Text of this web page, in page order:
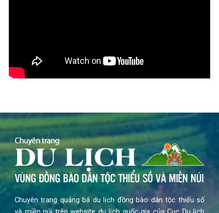
Chuyên trang quảng bá du lịch đồng bào dân tộc thiểu số